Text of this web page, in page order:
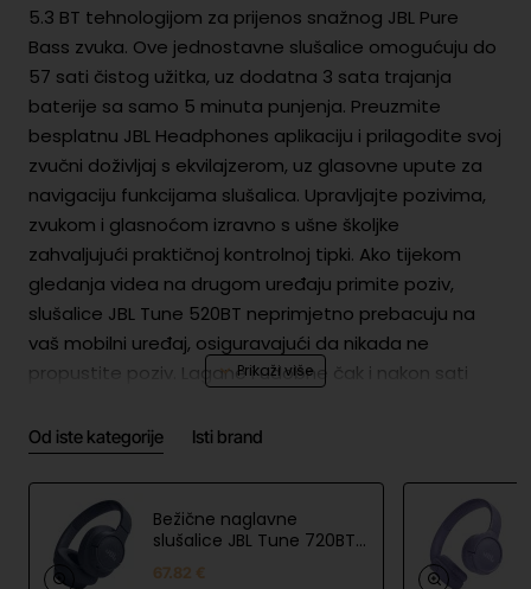
5.3 BT tehnologijom za prijenos snažnog JBL Pure
Bass zvuka. Ove jednostavne slušalice omogućuju do
57 sati čistog užitka, uz dodatna 3 sata trajanja
baterije sa samo 5 minuta punjenja. Preuzmite
besplatnu JBL Headphones aplikaciju i prilagodite svoj
zvučni doživljaj s ekvilajzerom, uz glasovne upute za
navigaciju funkcijama slušalica. Upravljajte pozivima,
zvukom i glasnoćom izravno s ušne školjke
zahvaljujući praktičnoj kontrolnoj tipki. Ako tijekom
gledanja videa na drugom uređaju primite poziv,
slušalice JBL Tune 520BT neprimjetno prebacuju na
vaš mobilni uređaj, osiguravajući da nikada ne
propustite poziv. Lagane i udobne čak i nakon sati
ih savršenim suputnikom za putovanja.
Sigurnost proizvoda
Bat
erij
a i
Lithium-ion Polymer
|3.7V|3.7V,450mAh|1.665Wh|Priložen USB
kabel: Da|Priložen punjač: Ne|PD USB:
Od iste kategorije Isti brand
Bežične naglavne
slušalice JBL Tune 720BT
Plave boje
67.82 €